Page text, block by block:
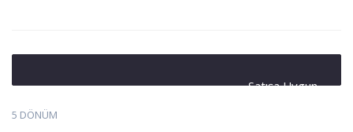
Satışa Uygun
5 DÖNÜM